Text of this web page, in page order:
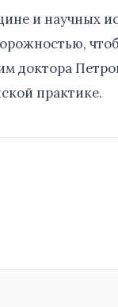
и научных
доктора
практике.